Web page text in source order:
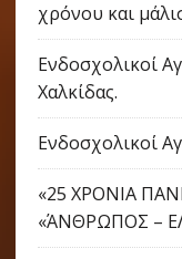
χρόνου και
Ενδοσχολικοί
Χαλκίδας.
Ενδοσχολικοί
«25 ΧΡΟΝΙΑ
«ΆΝΘΡΩΠΟΣ –